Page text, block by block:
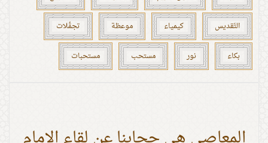
التّقديس كيمياء موعظة تجمُّلات
بكاء نور مستحب مستحبات